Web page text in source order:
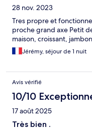
28 nov. 2023
Tres propre et
proche grand axe Petit
maison, croissant,
Jérémy, séjour de 1 nuit
Avis vérifié
10/10
17 août 2025
Très bien .